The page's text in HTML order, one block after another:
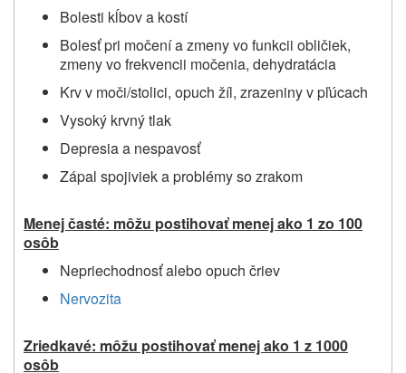
Bolesti kĺbov a kostí
Bolesť pri močení a zmeny vo funkcii obličiek,
zmeny vo frekvencii močenia, dehydratácia
Krv v moči/stolici, opuch žíl, zrazeniny v pľúcach
Vysoký krvný tlak
Depresia a nespavosť
Zápal spojiviek a problémy so zrakom
Menej časté: môžu postihovať menej ako 1 zo 100
osôb
Nepriechodnosť alebo opuch čriev
Nervozita
Zriedkavé: môžu postihovať menej ako 1 z 1000
osôb